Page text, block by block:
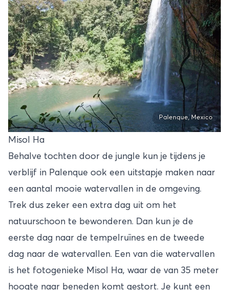
Palenque, Mexico
Misol Ha
Behalve tochten door de jungle kun je tijdens je
verblijf in Palenque ook een uitstapje maken naar
een aantal mooie watervallen in de omgeving.
Trek dus zeker een extra dag uit om het
natuurschoon te bewonderen. Dan kun je de
eerste dag naar de tempelruïnes en de tweede
dag naar de watervallen. Een van die watervallen
is het fotogenieke Misol Ha, waar de van 35 meter
hoogte naar beneden komt gestort. Je kunt een